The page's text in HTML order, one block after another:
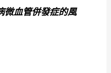
微血管併發症的風